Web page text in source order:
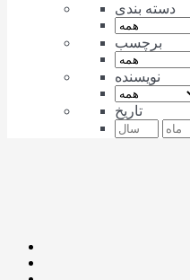
دسته بندی
برچسب
نویسنده
تاریخ